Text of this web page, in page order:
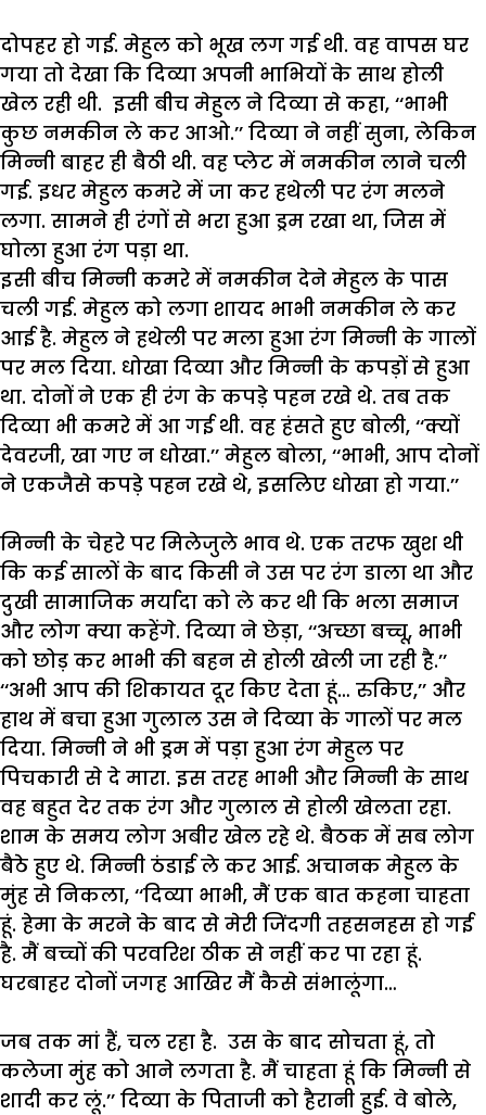
दोपहर हो गई. मेहुल को भूख लग गई थी. वह वापस घर
गया तो देखा कि दिव्या अपनी भाभियों के साथ होली
खेल रही थी. इसी बीच मेहुल ने दिव्या से कहा, ‘‘भाभी
कुछ नमकीन ले कर आओ.’’ दिव्या ने नहीं सुना, लेकिन
मिन्नी बाहर ही बैठी थी. वह प्लेट में नमकीन लाने चली
गई. इधर मेहुल कमरे में जा कर हथेली पर रंग मलने
लगा. सामने ही रंगों से भरा हुआ ड्रम रखा था, जिस में
घोला हुआ रंग पड़ा था.
इसी बीच मिन्नी कमरे में नमकीन देने मेहुल के पास
चली गई. मेहुल को लगा शायद भाभी नमकीन ले कर
आई है. मेहुल ने हथेली पर मला हुआ रंग मिन्नी के गालों
पर मल दिया. धोखा दिव्या और मिन्नी के कपड़ों से हुआ
था. दोनों ने एक ही रंग के कपड़े पहन रखे थे. तब तक
दिव्या भी कमरे में आ गई थी. वह हंसते हुए बोली, ‘‘क्यों
देवरजी, खा गए न धोखा.’’ मेहुल बोला, ‘‘भाभी, आप दोनों
ने एकजैसे कपड़े पहन रखे थे, इसलिए धोखा हो गया.’’
मिन्नी के चेहरे पर मिलेजुले भाव थे. एक तरफ खुश थी
कि कई सालों के बाद किसी ने उस पर रंग डाला था और
दुखी सामाजिक मर्यादा को ले कर थी कि भला समाज
और लोग क्या कहेंगे. दिव्या ने छेड़ा, ‘‘अच्छा बच्चू, भाभी
को छोड़ कर भाभी की बहन से होली खेली जा रही है.’’
‘‘अभी आप की शिकायत दूर किए देता हूं… रुकिए,’’ और
हाथ में बचा हुआ गुलाल उस ने दिव्या के गालों पर मल
दिया. मिन्नी ने भी ड्रम में पड़ा हुआ रंग मेहुल पर
पिचकारी से दे मारा. इस तरह भाभी और मिन्नी के साथ
वह बहुत देर तक रंग और गुलाल से होली खेलता रहा.
शाम के समय लोग अबीर खेल रहे थे. बैठक में सब लोग
बैठे हुए थे. मिन्नी ठंडाई ले कर आई. अचानक मेहुल के
मुंह से निकला, ‘‘दिव्या भाभी, मैं एक बात कहना चाहता
हूं. हेमा के मरने के बाद से मेरी जिंदगी तहसनहस हो गई
है. मैं बच्चोंकी परवरिश ठीक से नहीं कर पा रहा हूं.
घरबाहर दोनों जगह आखिर मैंकैसे संभालूंगा…
जब तक मां हैं, चल रहा है. उस के बाद सोचता हूं, तो
कलेजा मुंह को आने लगता है. मैं चाहता हूं कि मिन्नी से
शादी कर लूं.’’ दिव्या के पिताजी को हैरानी हुई. वे बोले,